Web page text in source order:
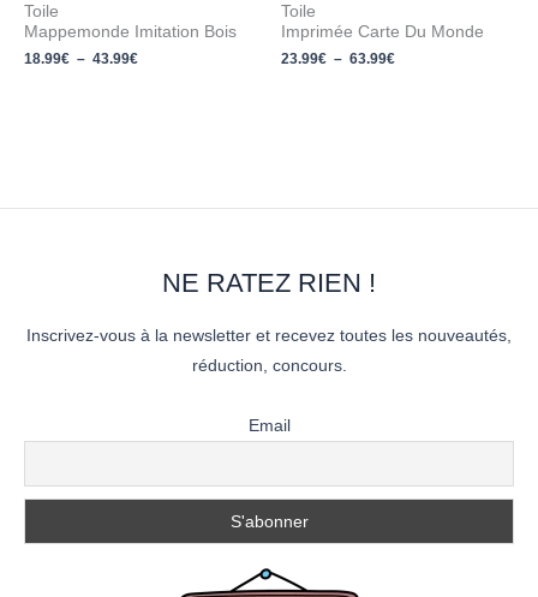
Toile
Mappemonde Imitation Bois
18.99€ – 43.99€
Toile
Imprimée Carte Du Monde
23.99€ – 63.99€
NE RATEZ RIEN !
Inscrivez-vous à la newsletter et recevez toutes les nouveautés,
réduction, concours.
Email